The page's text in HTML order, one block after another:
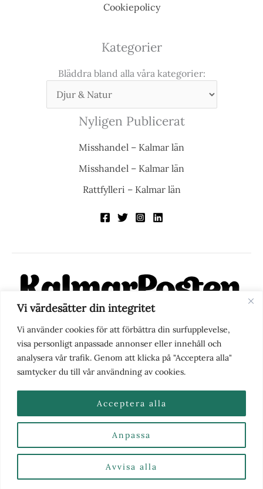
Vi värdesätter din integritet
Vi använder cookies för att förbättra din surfupplevelse,
visa personligt anpassade annonser eller innehåll och
analysera vår trafik. Genom att klicka på "Acceptera alla"
samtycker du till vår användning av cookies.
Anpassa
Avvisa alla
Acceptera alla
Cookiepolicy
Kategorier
Bläddra bland alla våra kategorier:
Nyligen Publicerat
Misshandel – Kalmar län
Misshandel – Kalmar län
Rattfylleri – Kalmar län
KalmarPosten är en modern lokalnyhetstidning på nätet. Med
fokus på Kalmarregionen, men också med blick för det större
perspektivet, vill vi vara din självklara kanal för nyheter,
berättelser och engagemang. KalmarPosten grundades 1988 och
fick nya ägare 2025.
Nyhetstips eller frågor?Kontakta oss
2026 | Kalmarposten.se |Se alla Kategorier & Ämnen
här